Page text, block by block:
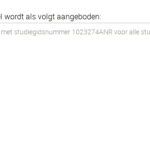
wordt als volgt aangeboden:
studiegidsnummer 1023274ANR voor alle